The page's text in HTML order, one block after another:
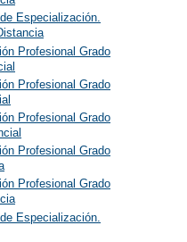
Especialización.
Profesional Grado
Profesional Grado
Profesional Grado
Profesional Grado
Profesional Grado
Especialización.